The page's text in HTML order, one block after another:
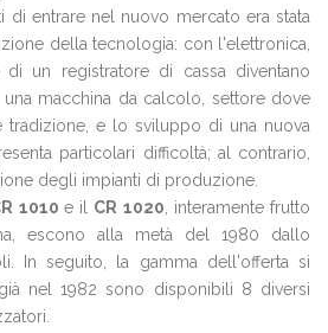
di entrare nel nuovo mercato era stata
della tecnologia: con l'elettronica,
di un registratore di cassa diventano
macchina da calcolo, settore dove
tradizione, e lo sviluppo di una nuova
particolari difficoltà; al contrario,
degli impianti di produzione.
1010 e il CR 1020 , interamente frutto
escono alla metà del 1980 dallo
In seguito, la gamma dell'offerta si
nel 1982 sono disponibili 8 diversi